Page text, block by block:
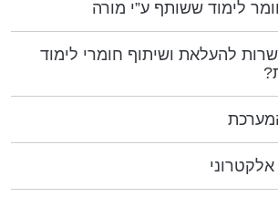
לימוד ששותף ע”י מורה
להעלאת ושיתוף חומרי לימוד